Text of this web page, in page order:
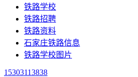
铁路学校
铁路招聘
铁路资料
石家庄铁路信息
铁路学校图片
15303113838